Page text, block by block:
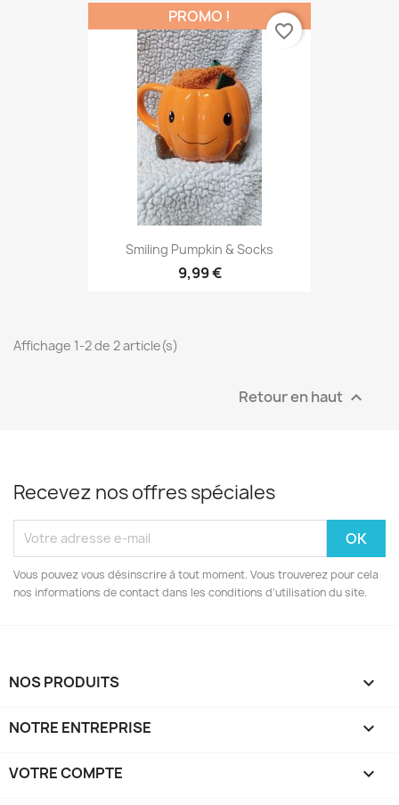
Smiling Pumpkin & Socks
9,99 €
PROMO !
favorite_border
Affichage 1-2 de 2 article(s)
Retour en haut 
Recevez nos offres spéciales
Vous pouvez vous désinscrire à tout moment. Vous trouverez pour cela
nos informations de contact dans les conditions d'utilisation du site.
NOS PRODUITS 
NOTRE ENTREPRISE 
VOTRE COMPTE 